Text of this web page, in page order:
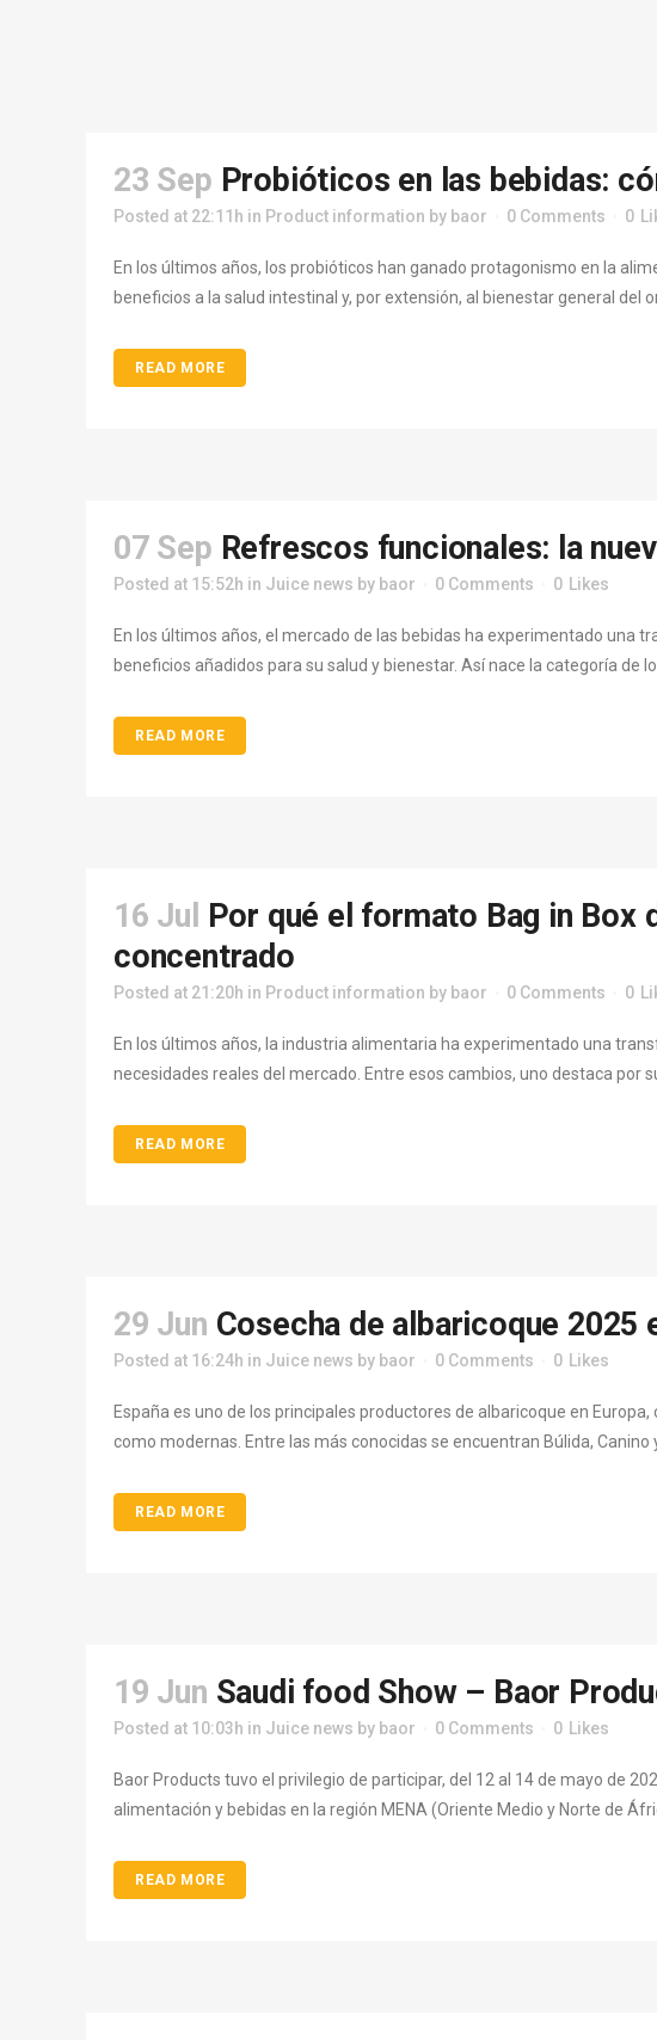
23 Sep Probióticos en las bebidas:
Posted at 22:11h in Product information by baor 0 Comments 0
En los últimos años, los probióticos han ganado protagonismo en la
beneficios a la salud intestinal y, por extensión, al bienestar general del
READ MORE
07 Sep Refrescos funcionales: la
Posted at 15:52h in Juice news by baor 0 Comments 0 Likes
En los últimos años, el mercado de las bebidas ha experimentado
beneficios añadidos para su salud y bienestar. Así nace la categoría
READ MORE
16 Jul Por qué el formato Bag in Box
concentrado
Posted at 21:20h in Product information by baor 0 Comments 0
En los últimos años, la industria alimentaria ha experimentado una
necesidades reales del mercado. Entre esos cambios, uno destaca por
READ MORE
29 Jun Cosecha de albaricoque 2025
Posted at 16:24h in Juice news by baor 0 Comments 0 Likes
España es uno de los principales productores de albaricoque en
como modernas. Entre las más conocidas se encuentran Búlida, Canino
READ MORE
19 Jun Saudi food Show – Baor
Posted at 10:03h in Juice news by baor 0 Comments 0 Likes
Baor Products tuvo el privilegio de participar, del 12 al 14 de mayo de
alimentación y bebidas en la región MENA (Oriente Medio y Norte de
READ MORE